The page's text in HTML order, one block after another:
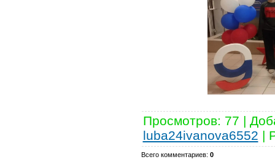
Просмотров: 77 |
luba24ivanova6552 |
Всего комментариев: 0